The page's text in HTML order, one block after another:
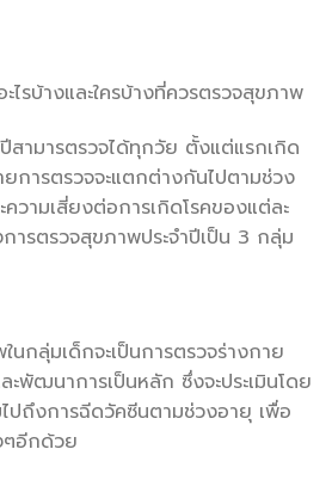
ไรบ้างและใครบ้างที่ควรตรวจสุขภาพ
สามารตรวจได้ทุกวัย ตั้งแต่แรกเกิด
การตรวจจะแตกต่างกันไปตามช่วง
วามเสี่ยงต่อการเกิดโรคของแต่ละ
ารตรวจสุขภาพประจำปีเป็น 3 กลุ่ม
นกลุ่มเด็กจะเป็นการตรวจร่างกาย
ะพัฒนาการเป็นหลัก ซึ่งจะประเมินโดย
ปถึงการฉีดวัคซีนตามช่วงอายุ เพื่อ
ๆอีกด้วย